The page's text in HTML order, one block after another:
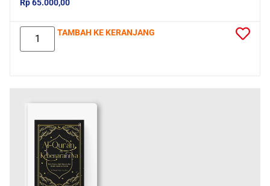
Rp 65.000,00
TAMBAH KE KERANJANG